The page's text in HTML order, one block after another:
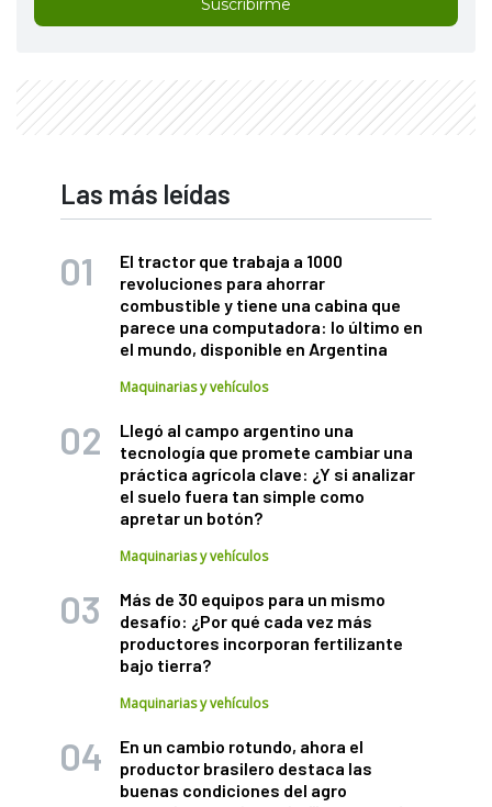
Suscribirme
Las más leídas
El tractor que trabaja a 1000
revoluciones para ahorrar
combustible y tiene una cabina que
parece una computadora: lo último en
el mundo, disponible en Argentina
Maquinarias y vehículos
Llegó al campo argentino una
tecnología que promete cambiar una
práctica agrícola clave: ¿Y si analizar
el suelo fuera tan simple como
apretar un botón?
Maquinarias y vehículos
Más de 30 equipos para un mismo
desafío: ¿Por qué cada vez más
productores incorporan fertilizante
bajo tierra?
Maquinarias y vehículos
En un cambio rotundo, ahora el
productor brasilero destaca las
buenas condiciones del agro